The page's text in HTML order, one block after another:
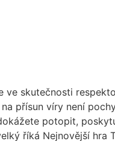
ve skutečnosti
přísun víry není
potopit,
říká Nejnovější